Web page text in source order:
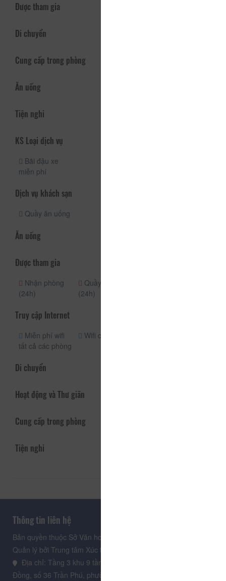
Được tham gia
Di chuyển
Cung cấp trong phòng
Ăn uống
Tiện nghi
KS Loại dịch vụ
Bãi đậu xe
miễn phí
Dịch vụ khách sạn
Quầy ăn uống
Ăn uống
Được tham gia
Nhận phòng
(24h)
Quầy lễ tân
(24h)
Truy cập Internet
Miễn phí wifi
tất cả các phòng
Wifi công cộng
Di chuyển
Hoạt động và Thư giãn
Cung cấp trong phòng
Tiện nghi
Thông tin liên hệ
Bản quyền thuộc Sở Văn hoá, Thể thao và Du lịch Lâm Đồng.
Quản lý bởi Trung tâm Xúc tiến Du lịch Lâm Đồng
Địa chỉ: Tầng 3 khu 9 tầng, Trung tâm Hành chính tỉnh Lâm
Đồng, số 36 Trần Phú, phường Xuân Hương - Đà Lạt, tỉnh